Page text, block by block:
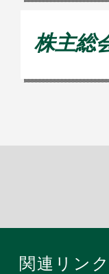
株主総
関連リンク